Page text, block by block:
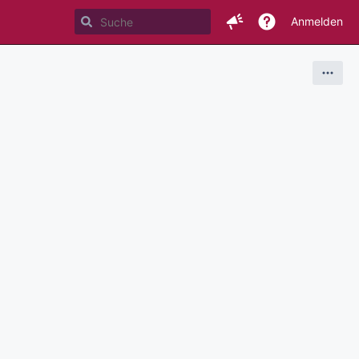
Anmelden